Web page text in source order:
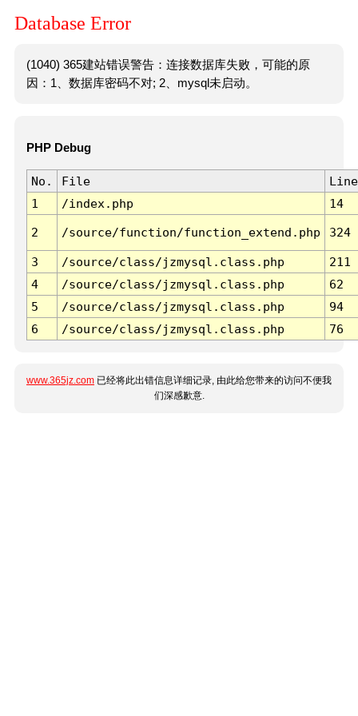
Database Error
(1040) 365建站错误警告：连接数据库失败，可能的原
因：1、数据库密码不对; 2、mysql未启动。
PHP Debug
No. File
Line
1
/index.php 14
2 /source/function/function_extend.php 324
3 /source/class/jzmysql.class.php
211
4
/source/class/jzmysql.class.php
62
5
/source/class/jzmysql.class.php
94
6
/source/class/jzmysql.class.php 76
www.365jz.com 已经将此出错信息详细记录, 由此给您带来的访问不便我
们深感歉意.